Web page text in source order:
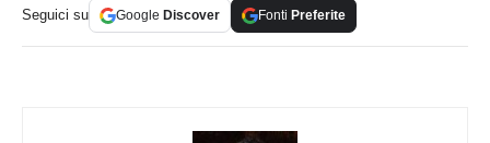
Seguici su Google Discover Fonti Preferite